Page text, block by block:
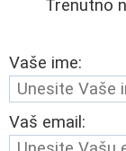
Trenutno
Vaše ime:
Vaš email: